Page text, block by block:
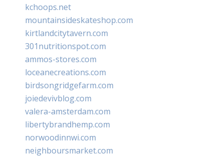
kchoops.net
mountainsideskateshop.com
kirtlandcitytavern.com
301nutritionspot.com
ammos-stores.com
loceanecreations.com
birdsongridgefarm.com
joiedevivblog.com
valera-amsterdam.com
libertybrandhemp.com
norwoodinnwi.com
neighboursmarket.com